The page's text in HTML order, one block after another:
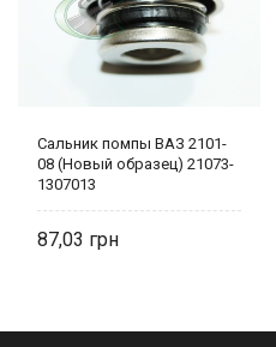
Сальник помпы ВАЗ 2101-
08 (Новый образец) 21073-
1307013
87,03